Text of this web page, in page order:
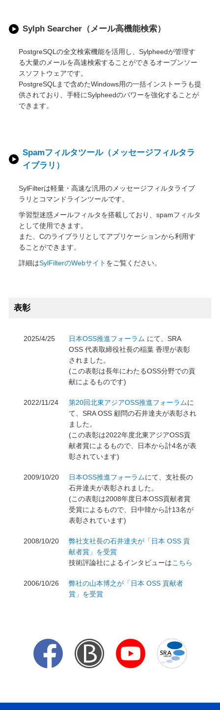
Sylph Searcher（メール高機能検索）
PostgreSQLの全文検索機能を活用し、Sylpheedが管理す
る大量のメールを高速検索することができるオープンソー
スソフトウェアです。
PostgreSQLまで含めたWindows用の一括インストーラも提
供されており、手軽にSylpheedのパワーを強化することが
できます。
Spamフィルタツール（メッセージフィルタラ
イブラリ）
SylFilterは軽量・高速な汎用のメッセージフィルタライブ
ラリとコマンドラインツールです。
学習型迷惑メールフィルタを搭載しており、spamフィルタ
として使用できます。
また、Cのライブラリとしてアプリケーションから利用す
ることができます。
詳細はSylFilterのWebサイト をご覧ください。
表彰
2025/4/25 日本OSS推進フォーラム にて、SRA
OSS 代表取締役社長の稲葉 香理が表彰
されました。
(この表彰は長年にわたるOSS分野での貢
献によるものです)
2022/11/24 第20回北東アジアOSS推進フォーラムに
て、SRA OSS 顧問の石井達夫が表彰され
ました。
(この表彰は2022年度北東アジアOSS貢
献者賞によるもので、日本から計4名が表
彰されています)
2009/10/20 日本OSS推進フォーラムにて、支社長の
石井達夫が表彰されました。
(この表彰は2008年度日本OSS貢献者賞
受賞によるもので、日中韓から計13名が
表彰されています)
2008/10/20
弊社支社長の石井達夫が「日本 OSS 貢
献者賞」を受賞
技術評論社によるインタビューはこちら
2006/10/26
弊社の山本博之が「日本 OSS 貢献者
賞」を受賞